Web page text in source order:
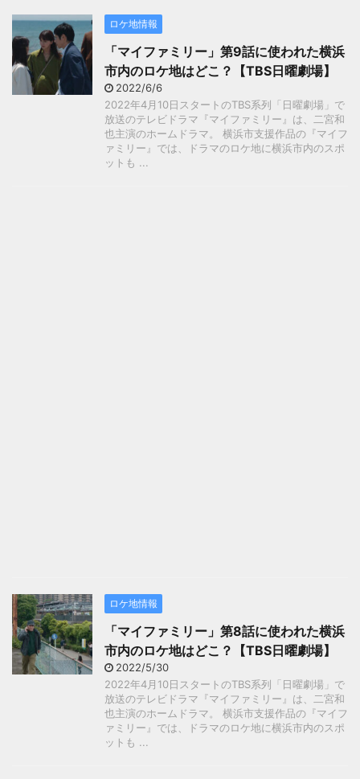
ロケ地情報
「マイファミリー」第9話に使われた横浜
市内のロケ地はどこ？【TBS日曜劇場】
2022/6/6
2022年4月10日スタートのTBS系列「日曜劇場」で
放送のテレビドラマ『マイファミリー』は、二宮和
也主演のホームドラマ。 横浜市支援作品の『マイフ
ァミリー』では、ドラマのロケ地に横浜市内のスポ
ットも ...
ロケ地情報
「マイファミリー」第8話に使われた横浜
市内のロケ地はどこ？【TBS日曜劇場】
2022/5/30
2022年4月10日スタートのTBS系列「日曜劇場」で
放送のテレビドラマ『マイファミリー』は、二宮和
也主演のホームドラマ。 横浜市支援作品の『マイフ
ァミリー』では、ドラマのロケ地に横浜市内のスポ
ットも ...